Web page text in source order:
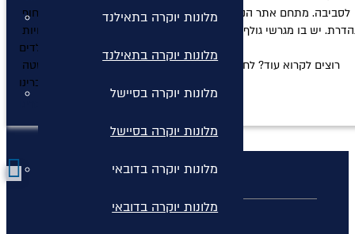
מלונות יוקרה בתאילנד
מלונות יוקרה בתאילנד
מלונות יוקרה בסיישל
מלונות יוקרה בסיישל
מלונות יוקרה בדובאי
מלונות יוקרה בדובאי
וכיף לילדים.